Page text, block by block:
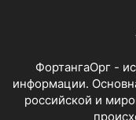
ФортангаОрг -
информации.
российской и